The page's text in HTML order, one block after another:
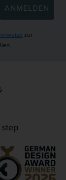
ANMELDEN
zur